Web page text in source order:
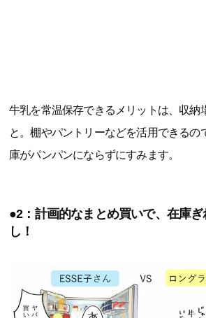
●2：計画的なまとめ買いで、在庫ぎ
し！